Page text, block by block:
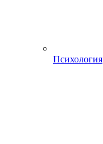
Психология